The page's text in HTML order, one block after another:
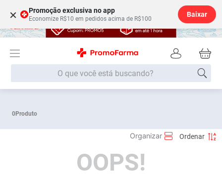
× Promoção exclusiva no app
Economize R$10 em pedidos acima de R$100
Baixar
O que você está buscando?
0Produto
OOPS!
Lenço Umedecido